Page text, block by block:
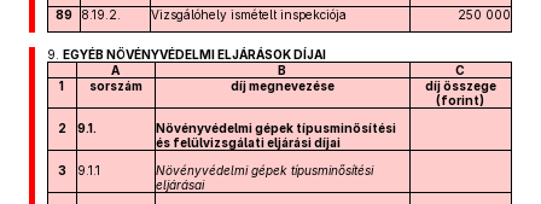
89
8.19.2. Vizsgálóhely ismételt inspekciója 250 000
9. EGYÉB NÖVÉNYVÉDELMI ELJÁRÁSOK DÍJAI
A
B
C
1
sorszám díj megnevezése
díj összege
(forint)
2
9.1.
Növényvédelmi gépek típusminősítési
és felülvizsgálati eljárási díjai
3
9.1.1
Növényvédelmi gépek típusminősítési
eljárásai